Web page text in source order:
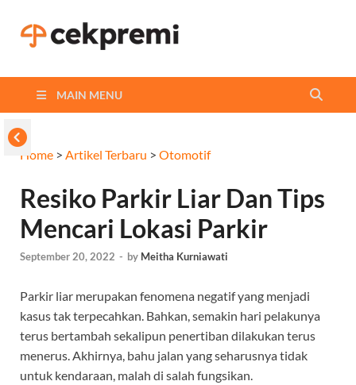
MAIN MENU
Home > Artikel Terbaru > Otomotif
Resiko Parkir Liar Dan Tips
Mencari Lokasi Parkir
September 20, 2022 - by Meitha Kurniawati
Parkir liar merupakan fenomena negatif yang menjadi
kasus tak terpecahkan. Bahkan, semakin hari pelakunya
terus bertambah sekalipun penertiban dilakukan terus
menerus. Akhirnya, bahu jalan yang seharusnya tidak
untuk kendaraan, malah di salah fungsikan.